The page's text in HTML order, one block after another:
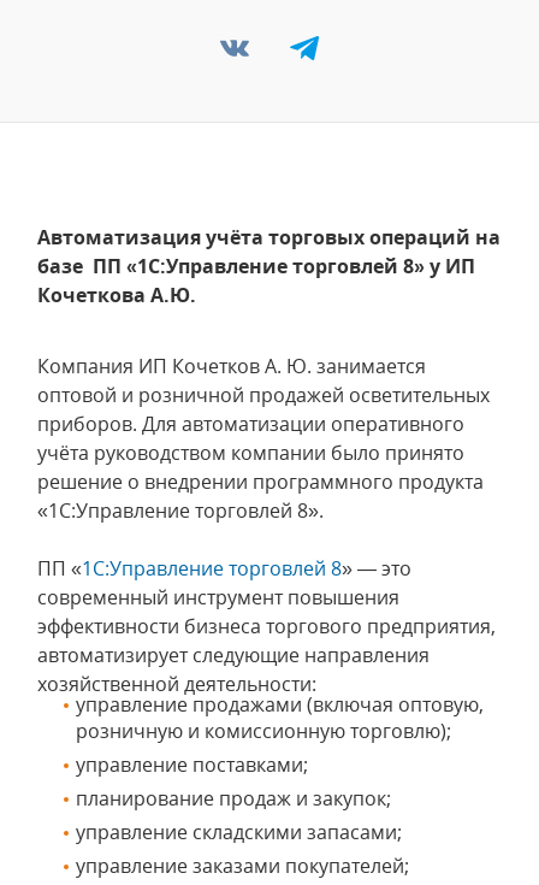
Автоматизация учёта торговых операций на
базе ПП «1С:Управление торговлей 8» у ИП
Кочеткова А.Ю.
Компания ИП Кочетков А. Ю. занимается
оптовой и розничной продажей осветительных
приборов. Для автоматизации оперативного
учёта руководством компании было принято
решение о внедрении программного продукта
«1С:Управление торговлей 8».
ПП «1С:Управление торговлей 8» — это
современный инструмент повышения
эффективности бизнеса торгового предприятия,
автоматизирует следующие направления
хозяйственной деятельности:
управление продажами (включая оптовую,
розничную и комиссионную торговлю);
управление поставками;
планирование продаж и закупок;
управление складскими запасами;
управление заказами покупателей;